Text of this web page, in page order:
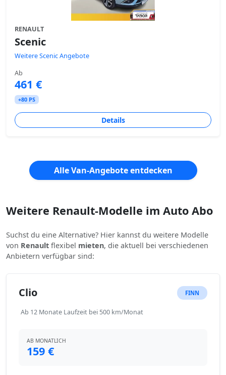
RENAULT
Scenic
Weitere Scenic Angebote
Ab
461 €
+80 PS
Details
Alle Van-Angebote entdecken
Weitere Renault-Modelle im Auto Abo
Suchst du eine Alternative? Hier kannst du weitere Modelle
von Renault flexibel mieten, die aktuell bei verschiedenen
Anbietern verfügbar sind:
Clio FINN
Ab 12 Monate Laufzeit bei 500 km/Monat
AB MONATLICH
159 €